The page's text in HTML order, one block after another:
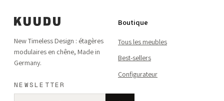
New Timeless Design : étagères
modulaires en chêne, Made in
Germany.
NEWSLETTER
Boutique
Tous les meubles
Best-sellers
Configurateur